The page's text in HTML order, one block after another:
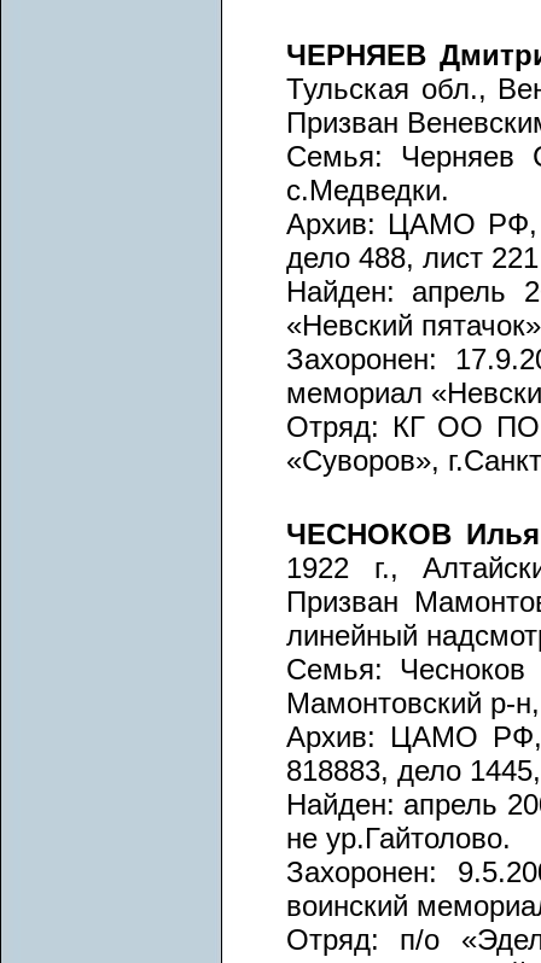
ЧЕРНЯЕВ
Тульская обл.,
Призван
Семья: Черняев
с.Медведки.
Архив: ЦАМО РФ,
дело 488, лист
Найден: апрель
«Невский
Захоронен:
мемориал
Отряд: КГ ОО ПО
«Суворов»,
ЧЕСНОКОВ Илья
1922 г.,
Призван
линейный
Семья:
Мамонтовский р-
Архив: ЦАМО РФ,
818883, дело
Найден: апрель
не ур.Гайтолово.
Захоронен:
воинский
Отряд: п/о